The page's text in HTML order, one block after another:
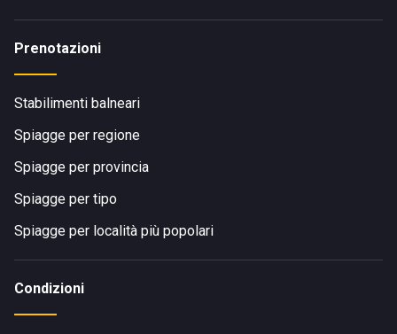
Prenotazioni
Stabilimenti balneari
Spiagge per regione
Spiagge per provincia
Spiagge per tipo
Spiagge per località più popolari
Condizioni